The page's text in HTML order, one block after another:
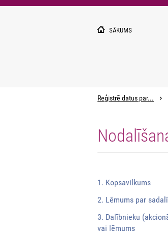
Pārlekt
SĀKUMS
Reģistrē datus par...
1. Kopsavilkums
2. Lēmums par
3. Dalībnieku
vai lēmums